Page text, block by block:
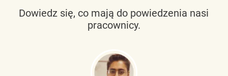
Dowiedz się, co mają do powiedzenia nasi
pracownicy.